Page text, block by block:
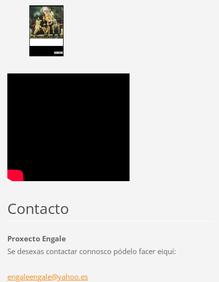
Contacto
Proxecto Engale
Se desexas contactar connosco pódelo facer eiquí:
engaleengale@yahoo.es